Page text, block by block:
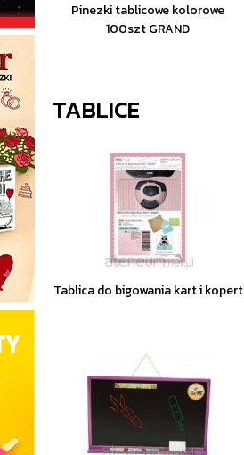
Pinezki tablicowe kolorowe
100szt GRAND
TABLICE
Tablica do bigowania kart i kopert